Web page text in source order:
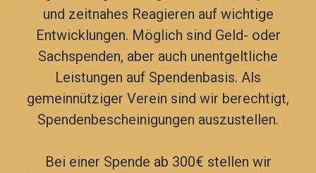
und zeitnahes Reagieren auf wichtige
Entwicklungen. Möglich sind Geld- oder
Sachspenden, aber auch unentgeltliche
Leistungen auf Spendenbasis. Als
gemeinnütziger Verein sind wir berechtigt,
Spendenbescheinigungen auszustellen.
Bei einer Spende ab 300€ stellen wir